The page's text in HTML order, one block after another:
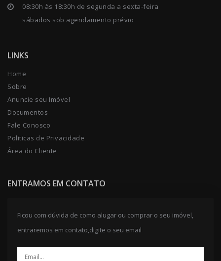
08:30h às 18:30h de segunda a sexta-feira
sábados sob agendamento prévio
LINKS
Home
Sobre
Anuncie seu Imóvel
Documentos
Fale Conosco
Politicas de Privacidade
Área do Cliente
ENTRAMOS EM CONTATO
Ficou com dúvida de como alugar ou comprar o seu imóvel,
entraremos em contato,digite o seu email